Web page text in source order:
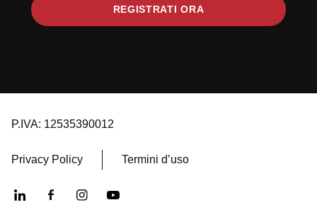
REGISTRATI ORA
P.IVA: 12535390012
Privacy Policy Termini d’uso